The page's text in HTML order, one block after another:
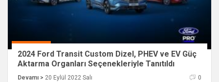
2024 Ford Transit Custom Dizel, PHEV ve EV Güç
Aktarma Organları Seçenekleriyle Tanıtıldı
Devamı > 20 Eylül 2022 Salı 0